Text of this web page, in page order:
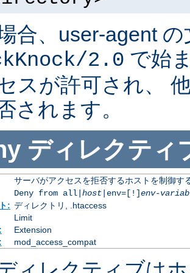
合、user-agent
2.0 で始
スが許可され、
されます。
ディレクティ
サーバがアクセスを拒否するホストを制御す
Deny from all| host|env=[!]env-
: ディレクトリ, .htaccess
Limit
Extension
mod_access_compat